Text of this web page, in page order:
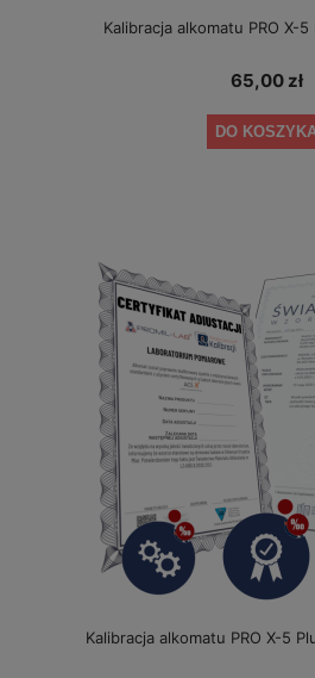
Kalibracja alkomatu PRO X-5
65,00 zł
DO
Kalibracja alkomatu PRO X-5